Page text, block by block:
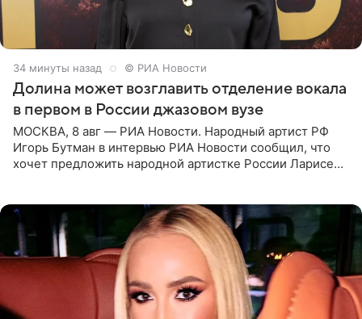
34 минуты назад © РИА Новости
Долина может возглавить отделение вокала
в первом в России джазовом вузе
МОСКВА, 8 авг — РИА Новости. Народный артист РФ
Игорь Бутман в интервью РИА Новости сообщил, что
хочет предложить народной артистке России Ларисе